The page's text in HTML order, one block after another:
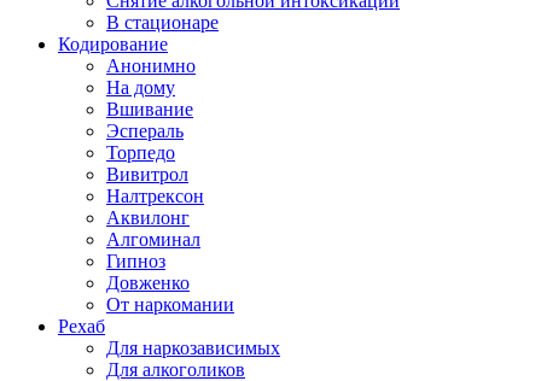
В стационаре
Кодирование
Анонимно
На дому
Вшивание
Эспераль
Торпедо
Вивитрол
Налтрексон
Аквилонг
Алгоминал
Гипноз
Довженко
От наркомании
Рехаб
Для наркозависимых
Для алкоголиков